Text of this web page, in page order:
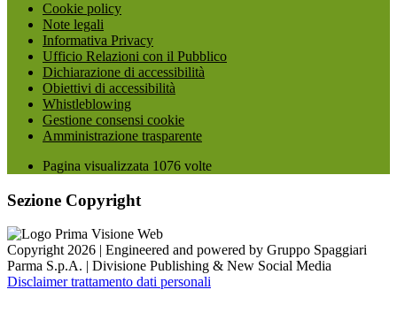
Cookie policy
Note legali
Informativa Privacy
Ufficio Relazioni con il Pubblico
Dichiarazione di accessibilità
Obiettivi di accessibilità
Whistleblowing
Gestione consensi cookie
Amministrazione trasparente
Pagina visualizzata 1076 volte
Sezione Copyright
Copyright 2026 | Engineered and powered by Gruppo Spaggiari
Parma S.p.A. | Divisione Publishing & New Social Media
Disclaimer trattamento dati personali